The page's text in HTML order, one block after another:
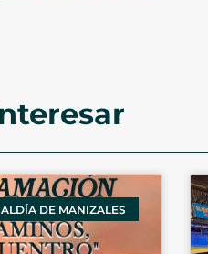
DE MANIZALES